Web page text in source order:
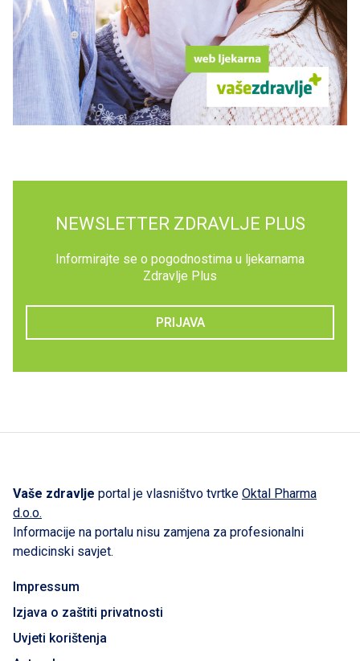
NEWSLETTER ZDRAVLJE PLUS
Informirajte se o pogodnostima u ljekarnama
Zdravlje Plus
PRIJAVA
Vaše zdravlje portal je vlasništvo tvrtke Oktal Pharma
d.o.o.
Informacije na portalu nisu zamjena za profesionalni
medicinski savjet.
Impressum
Izjava o zaštiti privatnosti
Uvjeti korištenja